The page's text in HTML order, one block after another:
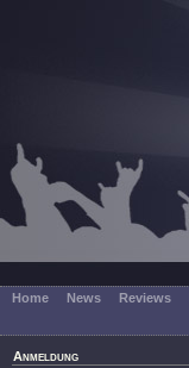
Home News Reviews
Anmeldung